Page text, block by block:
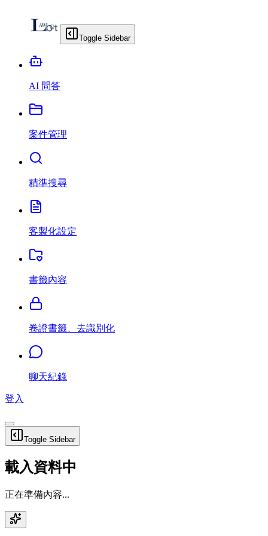
Toggle Sidebar
AI 問答
案件管理
精準搜尋
客製化設定
書籤內容
卷證書籤、去識別化
聊天紀錄
登入
Toggle Sidebar
載入資料中
正在準備內容...